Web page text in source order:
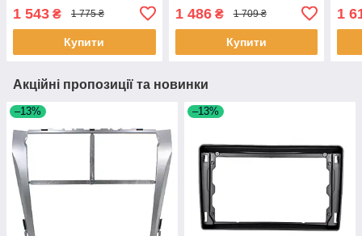
1 543 ₴ 1 775 ₴
Купити
1 486₴ 1 709 ₴
Купити
1
Акційні пропозиції та новинки
–13% –13%